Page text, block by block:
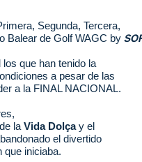
Segunda, Tercera,
Balear de Golf WAGC by
que han tenido la
a pesar de las
a la FINAL NACIONAL.
la Vida Dolçay el
el divertido
que iniciaba.